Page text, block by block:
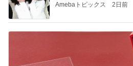
Amebaトピックス 2日前